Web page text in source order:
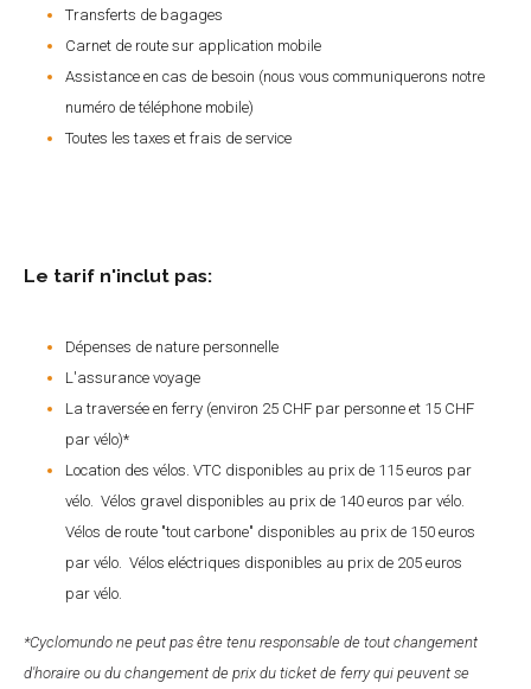
Transferts de bagages
Carnet de route sur application mobile
Assistance en cas de besoin (nous vous communiquerons notre
numéro de téléphone mobile)
Toutes les taxes et frais de service
Le tarif n'inclut pas:
Dépenses de nature personnelle
L'assurance voyage
La traversée en ferry (environ 25 CHF par personne et 15 CHF
par vélo)*
Location des vélos. VTC disponibles au prix de 115 euros par
vélo. Vélos gravel disponibles au prix de 140 euros par vélo.
Vélos de route "tout carbone" disponibles au prix de 150 euros
par vélo. Vélos eléctriques disponibles au prix de 205 euros
par vélo.
*Cyclomundo ne peut pas être tenu responsable de tout changement
d'horaire ou du changement de prix du ticket de ferry qui peuvent se